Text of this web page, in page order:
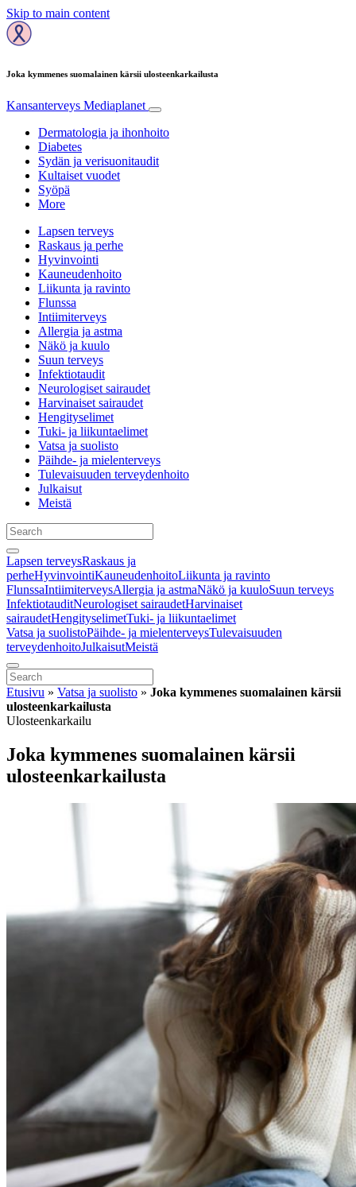
Skip to main content
Joka kymmenes suomalainen kärsii ulosteenkarkailusta
Kansanterveys Mediaplanet
Dermatologia ja ihonhoito
Diabetes
Sydän ja verisuonitaudit
Kultaiset vuodet
Syöpä
More
Lapsen terveys
Raskaus ja perhe
Hyvinvointi
Kauneudenhoito
Liikunta ja ravinto
Flunssa
Intiimiterveys
Allergia ja astma
Näkö ja kuulo
Suun terveys
Infektiotaudit
Neurologiset sairaudet
Harvinaiset sairaudet
Hengityselimet
Tuki- ja liikuntaelimet
Vatsa ja suolisto
Päihde- ja mielenterveys
Tulevaisuuden terveydenhoito
Julkaisut
Meistä
Lapsen terveysRaskaus ja
perheHyvinvointiKauneudenhoitoLiikunta ja ravinto
FlunssaIntiimiterveysAllergia ja astmaNäkö ja kuuloSuun terveys
InfektiotauditNeurologiset sairaudetHarvinaiset
sairaudetHengityselimetTuki- ja liikuntaelimet
Vatsa ja suolistoPäihde- ja mielenterveysTulevaisuuden
terveydenhoitoJulkaisutMeistä
Etusivu » Vatsa ja suolisto » Joka kymmenes suomalainen kärsii
ulosteenkarkailusta
Ulosteenkarkailu
Joka kymmenes suomalainen kärsii
ulosteenkarkailusta